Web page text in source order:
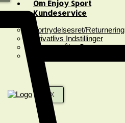
Om Enjoy Sport
Kundeservice
Fortrydelsesret/Returnering
Privatlivs Indstillinger
Spørgsmål & Svar
X